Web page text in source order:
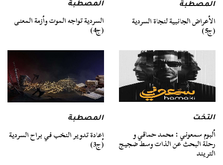
المصطبة
الأعراض الجانبية لنجاة السردية
(ج5)
المصطبة
السردية تواجه الموت وأزمة المعنى
(ج4)
التخت
ألبوم سمعوني : محمد حماقي و
رحلة البحث عن الذات وسط ضجيج
التريند
المصطبة
إعادة تدوير النخب في براح السردية
(ج3)